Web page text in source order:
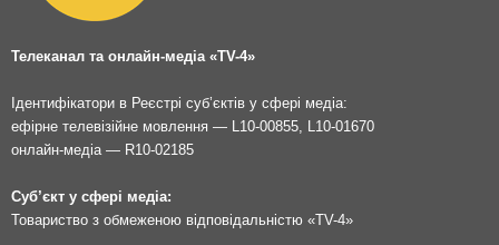
Телеканал та онлайн-медіа «TV-4»
Ідентифікатори в Реєстрі суб’єктів у сфері медіа:
ефірне телевізійне мовлення — L10-00855, L10-01670
онлайн-медіа — R10-02185
Суб’єкт у сфері медіа:
Товариство з обмеженою відповідальністю «TV-4»